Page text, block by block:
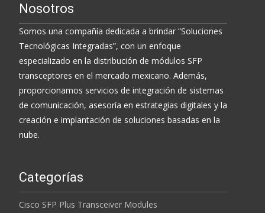
Nosotros
Somos una compañía dedicada a brindar “Soluciones
Tecnológicas Integradas”, con un enfoque
especializado en la distribución de módulos SFP
transceptores en el mercado mexicano. Además,
proporcionamos servicios de integración de sistemas
de comunicación, asesoría en estrategias digitales y la
creación e implantación de soluciones basadas en la
nube.
Categorías
Cisco SFP Plus Transceiver Modules